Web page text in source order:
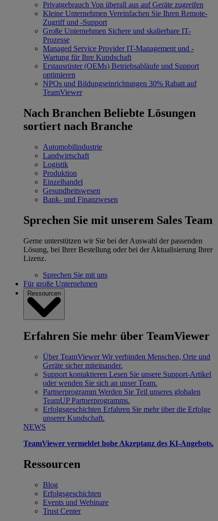
Privatgebrauch Von überall aus auf Geräte zugreifen
Kleine Unternehmen Vereinfachen Sie Ihren Remote-
Zugriff und -Support
Große Unternehmen Sichere und skalierbare IT-
Prozesse
Managed Service Provider IT-Management und -
Wartung für Ihre Kundschaft
Erstausrüster (OEMs) Betriebsabläufe und Support
optimieren
NPOs und Bildungseinrichtungen 30% Rabatt auf
TeamViewer
Nach Branchen Beliebte Lösungen
sortiert nach Branche
Automobilindustrie
Landwirtschaft
Logistik
Produktion
Einzelhandel
Gesundheitswesen
Bank- und Finanzwesen
Sprechen Sie mit unserem Sales Team
Gerne unterstützen wir Sie bei der Auswahl der passenden
Lösung, bei Ihrer Bestellung oder bei der Aktualisierung Ihrer
Lizenz.
Sprechen Sie mit uns
Für große Unternehmen
Ressourcen
Erfahren Sie mehr über TeamViewer
Über TeamViewer Wir verbinden Menschen, Orte und
Geräte sicher miteinander.
Support kontaktieren Lesen Sie unsere Support-Artikel
oder wenden Sie sich an unser Team.
Partnerprogramm Werden Sie Teil unseres globalen
TeamUP Partnerprogramms.
Erfolgsgeschichten Erfahren Sie mehr über die Erfolge
unserer Kundschaft.
NEWS
TeamViewer vermeldet hohe Akzeptanz des KI-Angebots.
Ressourcen
Blog
Erfolgsgeschichten
Events und Webinare
Trust Center